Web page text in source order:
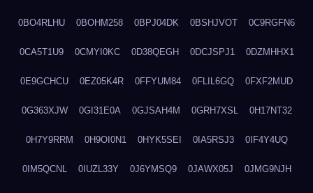
0BO4RLHU 0BOHM258 0BPJ04DK 0BSHJVOT 0C9RGFN6
0CA5T1U9 0CMYI0KC 0D38QEGH 0DCJSPJ1 0DZMHHX1
0E9GCHCU 0EZ05K4R 0FFYUM84 0FLIL6GQ 0FXF2MUD
0G363XJW 0GI31E0A 0GJSAH4M 0GRH7XSL 0H17NT32
0H7Y9RRM 0H9OI0N1 0HYK5SEI 0IA5RSJ3 0IF4Y4UQ
0IM5QCNL 0IUZL33Y 0J6YMSQ9 0JAWX05J 0JMG9NJH